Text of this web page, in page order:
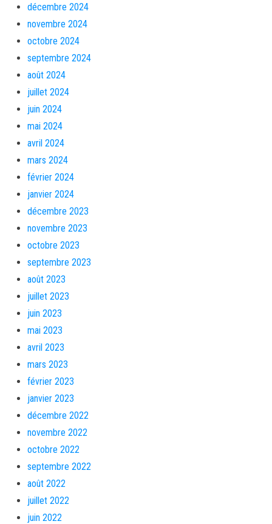
décembre 2024
novembre 2024
octobre 2024
septembre 2024
août 2024
juillet 2024
juin 2024
mai 2024
avril 2024
mars 2024
février 2024
janvier 2024
décembre 2023
novembre 2023
octobre 2023
septembre 2023
août 2023
juillet 2023
juin 2023
mai 2023
avril 2023
mars 2023
février 2023
janvier 2023
décembre 2022
novembre 2022
octobre 2022
septembre 2022
août 2022
juillet 2022
juin 2022